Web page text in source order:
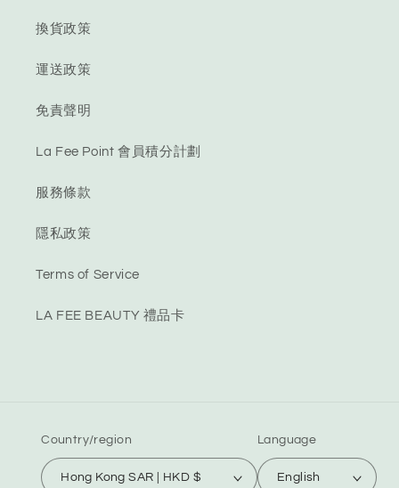
換貨政策
運送政策
免責聲明
La Fee Point 會員積分計劃
服務條款
隱私政策
Terms of Service
LA FEE BEAUTY 禮品卡
Country/region
Hong Kong SAR | HKD $
Language
English